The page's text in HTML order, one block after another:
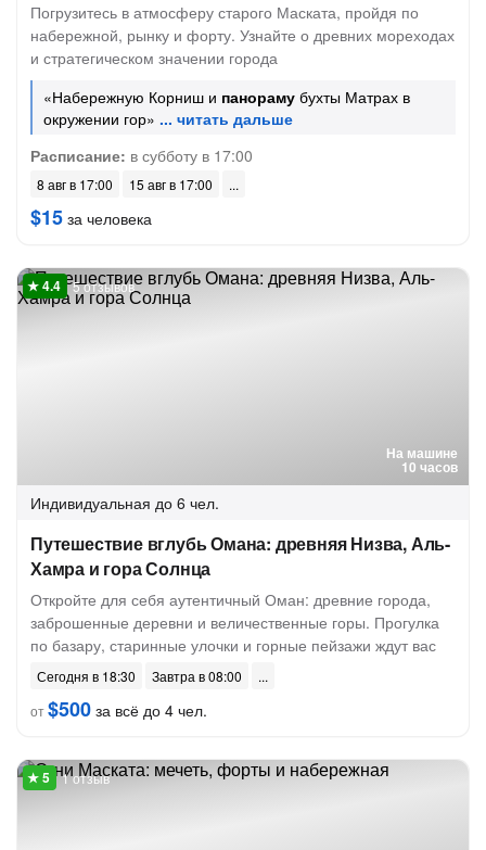
Погрузитесь в атмосферу старого Маската, пройдя по
набережной, рынку и форту. Узнайте о древних мореходах
и стратегическом значении города
«Набережную Корниш и панораму бухты Матрах в
окружении гор»
Расписание: в субботу в 17:00
8 авг в 17:00 15 авг в 17:00
$15 за человека
На машине
10 часов
5 отзывов
Индивидуальная до 6 чел.
Путешествие вглубь Омана: древняя Низва, Аль-
Хамра и гора Солнца
Откройте для себя аутентичный Оман: древние города,
заброшенные деревни и величественные горы. Прогулка
по базару, старинные улочки и горные пейзажи ждут вас
Сегодня в 18:30
Завтра в 08:00
от$500 за всё до 4 чел.
1 отзыв